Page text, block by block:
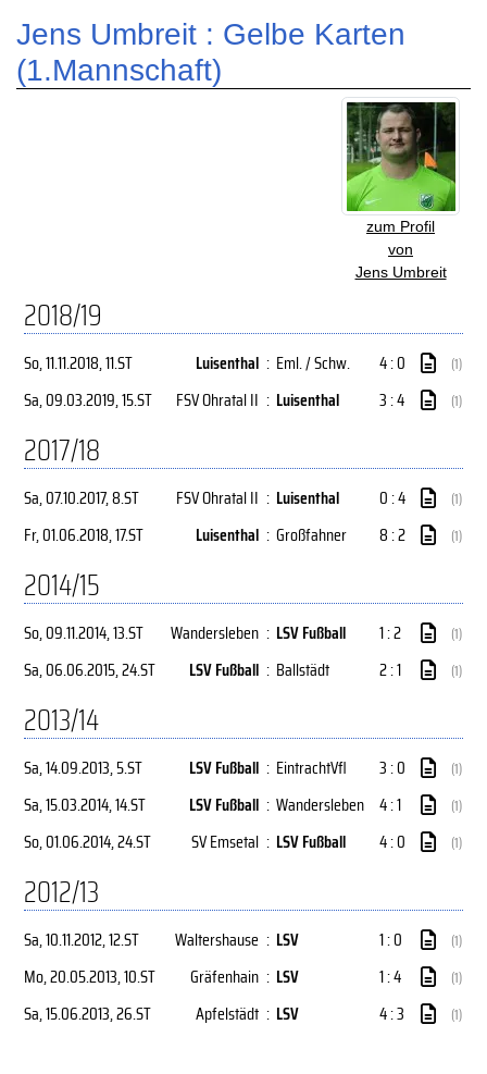
Jens Umbreit : Gelbe Karten
(1.Mannschaft)
zum Profil
von
Jens Umbreit
2018/19
So, 11.11.2018, 11.ST Luisenthal : Eml. / Schw. 4 : 0 (1)
Sa, 09.03.2019, 15.ST FSV Ohratal II : Luisenthal 3 : 4 (1)
2017/18
Sa, 07.10.2017, 8.ST FSV Ohratal II : Luisenthal 0 : 4 (1)
Fr, 01.06.2018, 17.ST Luisenthal : Großfahner 8 : 2 (1)
2014/15
So, 09.11.2014, 13.ST Wandersleben : LSV Fußball 1 : 2 (1)
Sa, 06.06.2015, 24.ST LSV Fußball : Ballstädt 2 : 1 (1)
2013/14
Sa, 14.09.2013, 5.ST LSV Fußball : EintrachtVfl 3 : 0 (1)
Sa, 15.03.2014, 14.ST LSV Fußball : Wandersleben 4 : 1 (1)
So, 01.06.2014, 24.ST SV Emsetal : LSV Fußball 4 : 0 (1)
2012/13
Sa, 10.11.2012, 12.ST Waltershause : LSV 1 : 0 (1)
Mo, 20.05.2013, 10.ST Gräfenhain : LSV 1 : 4 (1)
Sa, 15.06.2013, 26.ST Apfelstädt : LSV 4 : 3 (1)